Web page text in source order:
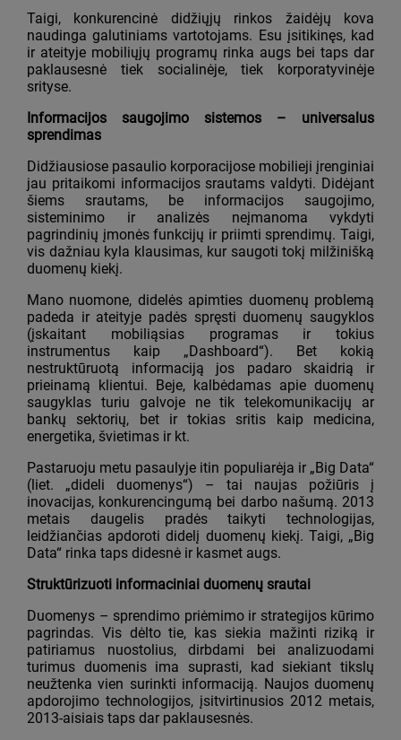
Taigi, konkurencinė didžiųjų rinkos žaidėjų kova
naudinga galutiniams vartotojams. Esu įsitikinęs, kad
ir ateityje mobiliųjų programų rinka augs bei taps dar
paklausesnė tiek socialinėje, tiek korporatyvinėje
srityse.
Informacijos saugojimo sistemos – universalus
sprendimas
Didžiausiose pasaulio korporacijose mobilieji įrenginiai
jau pritaikomi informacijos srautams valdyti. Didėjant
šiems srautams, be informacijos saugojimo,
sisteminimo ir analizės neįmanoma vykdyti
pagrindinių įmonės funkcijų ir priimti sprendimų. Taigi,
vis dažniau kyla klausimas, kur saugoti tokį milžinišką
duomenų kiekį.
Mano nuomone, didelės apimties duomenų problemą
padeda ir ateityje padės spręsti duomenų saugyklos
(įskaitant mobiliąsias programas ir tokius
instrumentus kaip „Dashboard“). Bet kokią
nestruktūruotą informaciją jos padaro skaidrią ir
prieinamą klientui. Beje, kalbėdamas apie duomenų
saugyklas turiu galvoje ne tik telekomunikacijų ar
bankų sektorių, bet ir tokias sritis kaip medicina,
energetika, švietimas ir kt.
Pastaruoju metu pasaulyje itin populiarėja ir „Big Data“
(liet. „dideli duomenys“) – tai naujas požiūris į
inovacijas, konkurencingumą bei darbo našumą. 2013
metais daugelis pradės taikyti technologijas,
leidžiančias apdoroti didelį duomenų kiekį. Taigi, „Big
Data“ rinka taps didesnė ir kasmet augs.
Struktūrizuoti informaciniai duomenų srautai
Duomenys – sprendimo priėmimo ir strategijos kūrimo
pagrindas. Vis dėlto tie, kas siekia mažinti riziką ir
patiriamus nuostolius, dirbdami bei analizuodami
turimus duomenis ima suprasti, kad siekiant tikslų
neužtenka vien surinkti informaciją. Naujos duomenų
apdorojimo technologijos, įsitvirtinusios 2012 metais,
2013-aisiais taps dar paklausesnės.